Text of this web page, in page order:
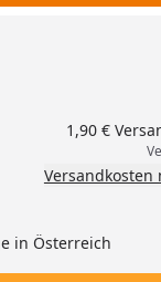
eingeben
um eins erhöhen
1,90 €
Versandkosten
in Österreich